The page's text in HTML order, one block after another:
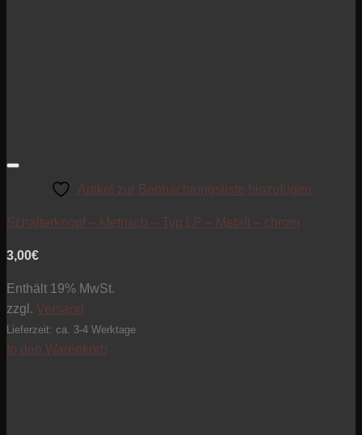
Artikel zur Beobachtungsliste hinzufügen
Schalterknopf – Metrisch – Typ LP – Metall – chrom
3,00€
Enthält 19% MwSt.
zzgl. Versand
Lieferzeit: ca. 3-4 Werktage
In den Warenkorb